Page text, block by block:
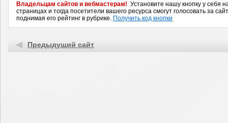
Владельцам сайтов и вебмастерам! Установите нашу кнопку у себя
страницах и тогда посетители вашего ресурса смогут голосовать за
поднимая его рейтинг в рубрике. Получить код кнопки
Предыдущий сайт